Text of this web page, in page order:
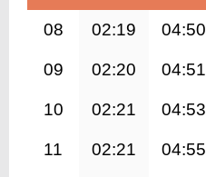
08 02:19 04:50
09 02:20 04:51
10 02:21 04:53
11 02:21 04:55